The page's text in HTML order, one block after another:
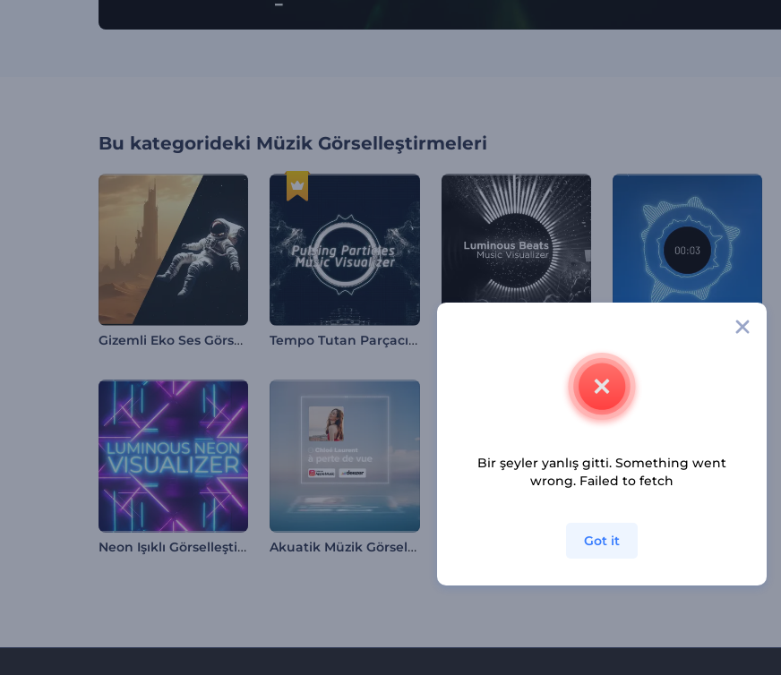
Bu kategorideki Müzik Görselleştirmeleri
Gizemli Eko Ses Görselleştirici Tempo Tutan Parçacıklar Müzik Görselleştirici
Neon Işıklı Görselleştirici Akuatik Müzik Görselleştirici Neon Çizgili Müzik Görselleştirici
Bir şeyler yanlış gitti. Something went
wrong. Failed to fetch
Got it